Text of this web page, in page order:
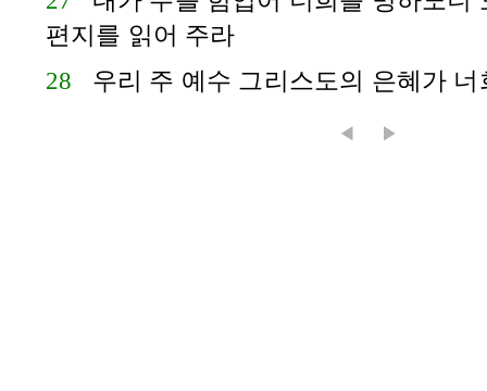
편지를 읽어 주라
28 우리 주 예수 그리스도의 은혜가